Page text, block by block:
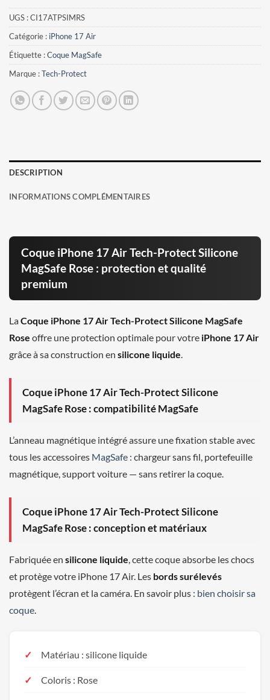
UGS :CI17ATPSIMRS
Catégorie : iPhone 17 Air
Étiquette :Coque MagSafe
Marque :Tech-Protect
DESCRIPTION
INFORMATIONS COMPLÉMENTAIRES
Coque iPhone 17 Air Tech-Protect Silicone
MagSafe Rose : protection et qualité
premium
LaCoque iPhone 17 Air Tech-Protect Silicone MagSafe
Rose offre une protection optimale pour votre iPhone 17 Air
grâce à sa construction en silicone liquide
Coque iPhone 17 Air Tech-Protect Silicone
MagSafe Rose : compatibilité MagSafe
L’anneau magnétique intégré assure une fixation stable avec
tous les accessoires MagSafe : chargeur sans fil, portefeuille
magnétique, support voiture — sans retirer la coque.
Coque iPhone 17 Air Tech-Protect Silicone
MagSafe Rose : conception et matériaux
Fabriquée en silicone liquide , cette coque absorbe les chocs
et protège votre iPhone 17 Air. Les bords surélevés
protègent l’écran et la caméra. En savoir plus : bien choisir sa
coque
Matériau : silicone liquide
Coloris : Rose